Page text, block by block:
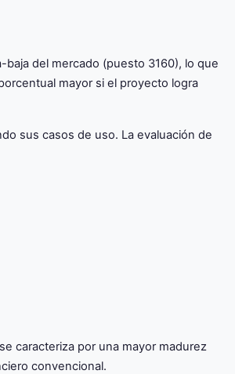
del mercado (puesto 3160), lo que
mayor si el proyecto logra
sus casos de uso. La evaluación de
caracteriza por una mayor madurez
convencional.